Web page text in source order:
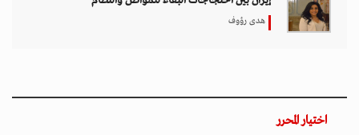
هدى رؤوف
اختيار المحرر